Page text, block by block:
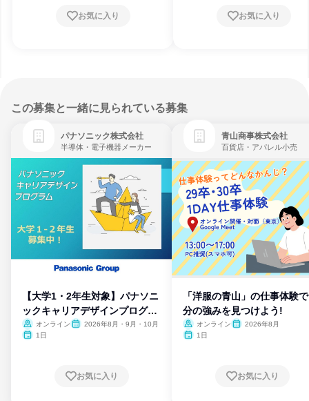
お気に入り お気に入り
この募集と一緒に見られている募集
パナソニック株式会社
半導体・電子機器メーカー
【大学1・2年生対象】パナソニ
ックキャリアデザインプログラ
ム
オンライン
2026年8月・9月・10月
1日
お気に入り
青山商事株式会社
百貨店・アパレル小売
「洋服の青山」の仕事体験
分の強みを見つけよう!
オンライン
2026年8月
1日
お気に入り